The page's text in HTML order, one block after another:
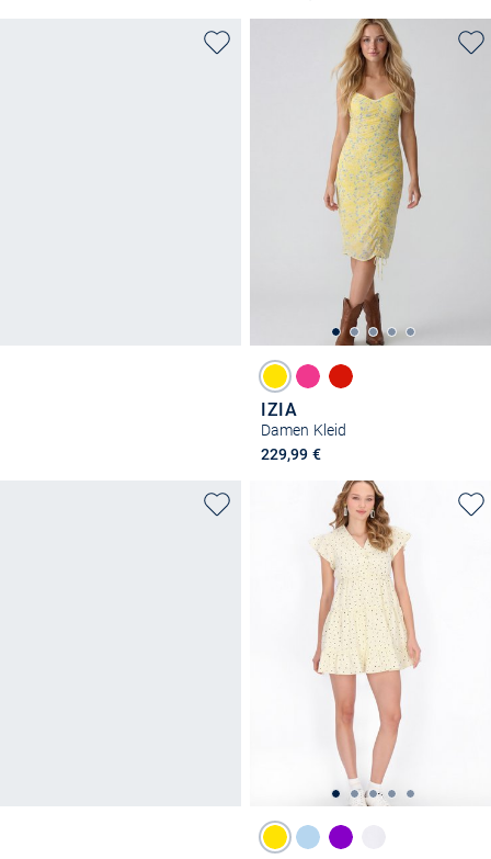
IZIA
Damen Kleid
229,99 €